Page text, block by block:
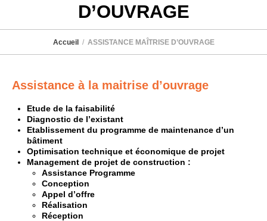
D’OUVRAGE
Accueil ASSISTANCE MAÎTRISE D’OUVRAGE
Assistance à la maitrise d’ouvrage
Etude de la faisabilité
Diagnostic de l’existant
Etablissement du programme de maintenance d’un
bâtiment
Optimisation technique et économique de projet
Management de projet de construction :
Assistance Programme
Conception
Appel d’offre
Réalisation
Réception